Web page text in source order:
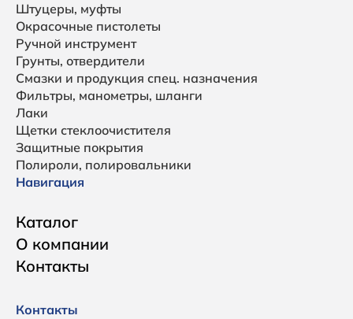
Штуцеры, муфты
Окрасочные пистолеты
Ручной инструмент
Грунты, отвердители
Смазки и продукция спец. назначения
Фильтры, манометры, шланги
Лаки
Щетки стеклоочистителя
Защитные покрытия
Полироли, полировальники
Навигация
Каталог
О компании
Контакты
Контакты